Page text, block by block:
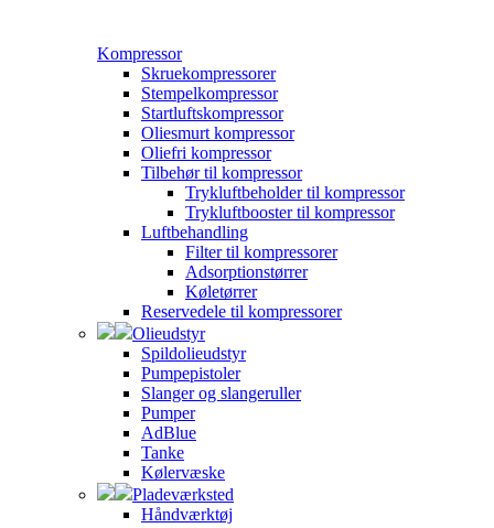
Kompressor
Skruekompressorer
Stempelkompressor
Startluftskompressor
Oliesmurt kompressor
Oliefri kompressor
Tilbehør til kompressor
Trykluftbeholder til kompressor
Trykluftbooster til kompressor
Luftbehandling
Filter til kompressorer
Adsorptionstørrer
Køletørrer
Reservedele til kompressorer
Olieudstyr
Spildolieudstyr
Pumpepistoler
Slanger og slangeruller
Pumper
AdBlue
Tanke
Kølervæske
Pladeværksted
Håndværktøj